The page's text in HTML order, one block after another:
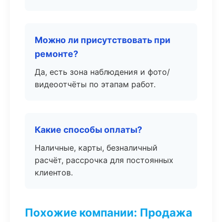
Можно ли присутствовать при
ремонте?
Да, есть зона наблюдения и фото/
видеоотчёты по этапам работ.
Какие способы оплаты?
Наличные, карты, безналичный
расчёт, рассрочка для постоянных
клиентов.
Похожие компании: Продажа